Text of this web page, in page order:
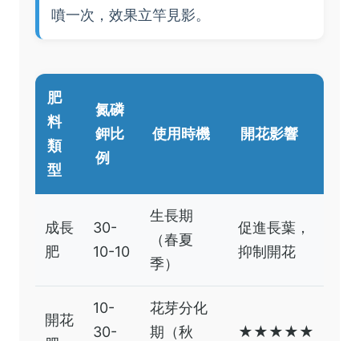
噴一次，效果立竿見影。
肥
料
類
型
氮磷
鉀比
例
使用時機 開花影響
成長
肥
30-
10-10
生長期
（春夏
季）
促進長葉，
抑制開花
開花
10-
30-
花芽分化
期（秋
★★★★★